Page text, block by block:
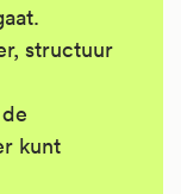
structuur
kunt